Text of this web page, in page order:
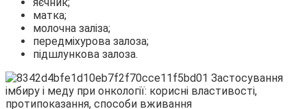
матка;
молочна заліза;
передміхурова залоза;
підшлункова залоза.